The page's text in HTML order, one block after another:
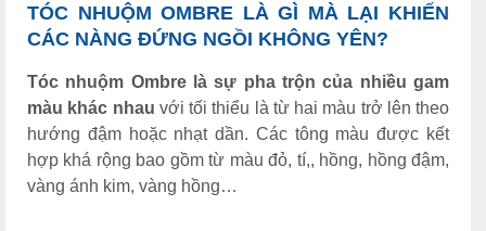
TÓC NHUỘM OMBRE LÀ GÌ MÀ LẠI KHIẾN
CÁC NÀNG ĐỨNG NGỒI KHÔNG YÊN?
Tóc nhuộm Ombre là sự pha trộn của nhiều gam
màu khác nhau với tối thiểu là từ hai màu trở lên theo
hướng đậm hoặc nhạt dần. Các tông màu được kết
hợp khá rộng bao gồm từ màu đỏ, tí,, hồng, hồng đậm,
vàng ánh kim, vàng hồng…